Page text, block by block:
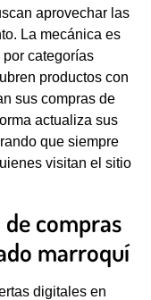
aprovechar las
La mecánica es
categorías
productos con
sus compras de
actualiza sus
que siempre
visitan el sitio
compras
marroquí
digitales en